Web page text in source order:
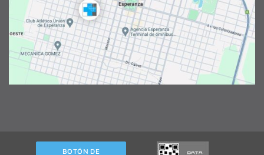
BOTÓN DE